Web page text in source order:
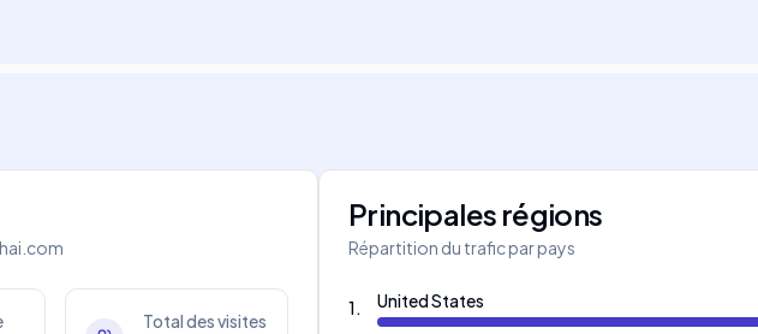
Total des visites
Principales régions
Répartition du trafic par pays
1. United States